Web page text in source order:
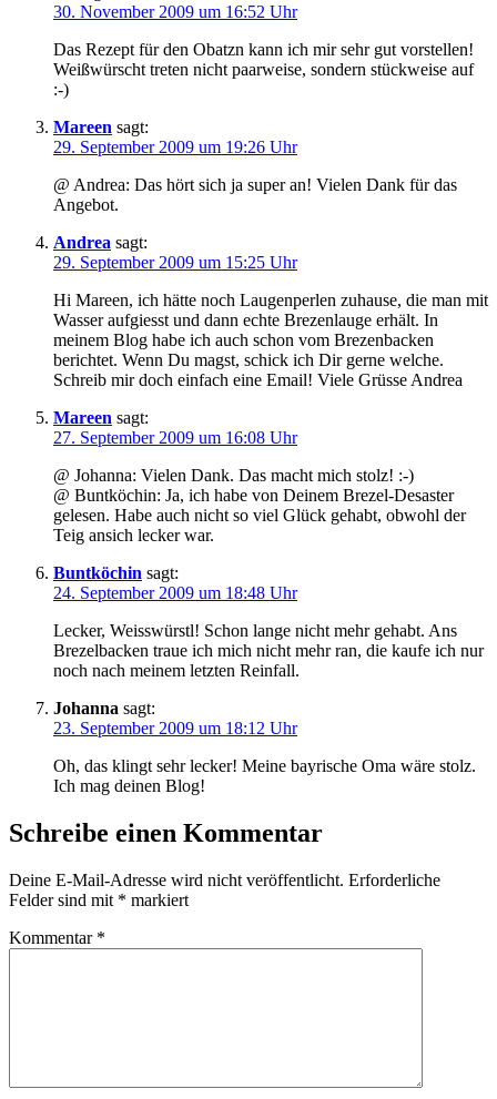
30. November 2009 um 16:52 Uhr
Das Rezept für den Obatzn kann ich mir sehr gut vorstellen!
Weißwürscht treten nicht paarweise, sondern stückweise auf
:-)
Mareen sagt:
29. September 2009 um 19:26 Uhr
@ Andrea: Das hört sich ja super an! Vielen Dank für das
Angebot.
Andrea sagt:
29. September 2009 um 15:25 Uhr
Hi Mareen, ich hätte noch Laugenperlen zuhause, die man mit
Wasser aufgiesst und dann echte Brezenlauge erhält. In
meinem Blog habe ich auch schon vom Brezenbacken
berichtet. Wenn Du magst, schick ich Dir gerne welche.
Schreib mir doch einfach eine Email! Viele Grüsse Andrea
Mareen sagt:
27. September 2009 um 16:08 Uhr
@ Johanna: Vielen Dank. Das macht mich stolz! :-)
@ Buntköchin: Ja, ich habe von Deinem Brezel-Desaster
gelesen. Habe auch nicht so viel Glück gehabt, obwohl der
Teig ansich lecker war.
Buntköchin sagt:
24. September 2009 um 18:48 Uhr
Lecker, Weisswürstl! Schon lange nicht mehr gehabt. Ans
Brezelbacken traue ich mich nicht mehr ran, die kaufe ich nur
noch nach meinem letzten Reinfall.
Johanna sagt:
23. September 2009 um 18:12 Uhr
Oh, das klingt sehr lecker! Meine bayrische Oma wäre stolz.
Ich mag deinen Blog!
Schreibe einen Kommentar
Deine E-Mail-Adresse wird nicht veröffentlicht. Erforderliche
Felder sind mit * markiert
Kommentar *